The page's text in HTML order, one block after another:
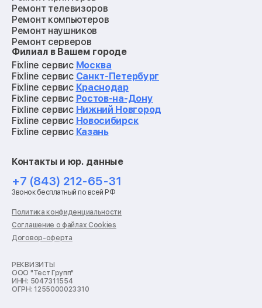
Ремонт телевизоров
Ремонт компьютеров
Ремонт наушников
Ремонт серверов
Ремонт мониторов
Ремонт квадрокоптеров
Ремонт электросамокатов
Ремонт материнских плат
Ремонт видеокарт
Ремонт кофемашин
Ремонт vr систем
Ремонт игровых приставок
Ремонт роботов-пылесосов
Ремонт холодильников
Ремонт стиральных машин
Ремонт пылесосов
Ремонт варочных панелей
Ремонт духовых шкафов
Ремонт кондиционеров
Ремонт кухонных комбайнов
Ремонт морозильных камер
Ремонт отпаривателей
Ремонт плоттеров
Филиал в Вашем городе
Fixline сервис Москва
Fixline сервис Санкт-Петербург
Fixline сервис Краснодар
Fixline сервис Ростов-на-Дону
Fixline сервис Нижний Новгород
Fixline сервис Новосибирск
Fixline сервис Казань
Контакты и юр. данные
+7 (843) 212-65-31
Звонок бесплатный по всей РФ
Политика конфиденциальности
Соглашение о файлах Cookies
Договор-оферта
РЕКВИЗИТЫ
ООО "Тест Групп"
ИНН: 5047311554
ОГРН: 1255000023310